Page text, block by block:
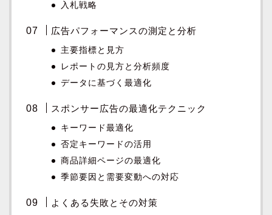
入札戦略
広告パフォーマンスの測定と分析
主要指標と見方
レポートの見方と分析頻度
データに基づく最適化
スポンサー広告の最適化テクニック
キーワード最適化
否定キーワードの活用
商品詳細ページの最適化
季節要因と需要変動への対応
よくある失敗とその対策